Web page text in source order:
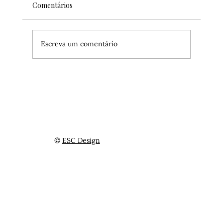
Comentários
Escreva um comentário
© ESC Design